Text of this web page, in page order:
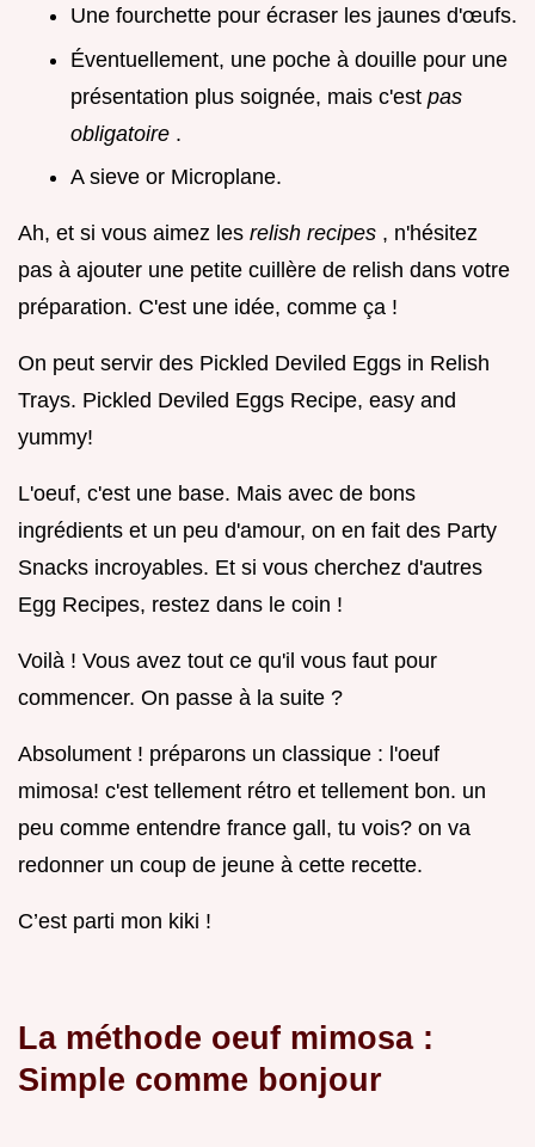
Une fourchette pour écraser les jaunes d'œufs.
Éventuellement, une poche à douille pour une
présentation plus soignée, mais c'est pas
obligatoire .
A sieve or Microplane.
Ah, et si vous aimez les relish recipes , n'hésitez
pas à ajouter une petite cuillère de relish dans votre
préparation. C'est une idée, comme ça !
On peut servir des Pickled Deviled Eggs in Relish
Trays. Pickled Deviled Eggs Recipe, easy and
yummy!
L'oeuf, c'est une base. Mais avec de bons
ingrédients et un peu d'amour, on en fait des Party
Snacks incroyables. Et si vous cherchez d'autres
Egg Recipes, restez dans le coin !
Voilà ! Vous avez tout ce qu'il vous faut pour
commencer. On passe à la suite ?
Absolument ! préparons un classique : l'oeuf
mimosa! c'est tellement rétro et tellement bon. un
peu comme entendre france gall, tu vois? on va
redonner un coup de jeune à cette recette.
C’est parti mon kiki !
La méthode oeuf mimosa :
Simple comme bonjour